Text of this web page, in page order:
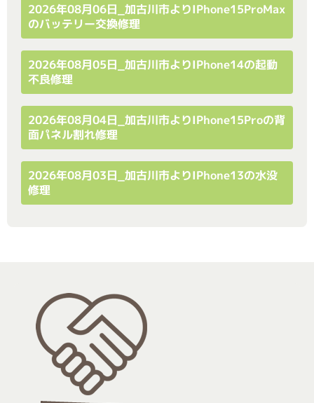
2026年08月06日_加古川市よりiPhone15ProMax
のバッテリー交換修理
2026年08月05日_加古川市よりiPhone14の起動
不良修理
2026年08月04日_加古川市よりiPhone15Proの背
面パネル割れ修理
2026年08月03日_加古川市よりiPhone13の水没
修理